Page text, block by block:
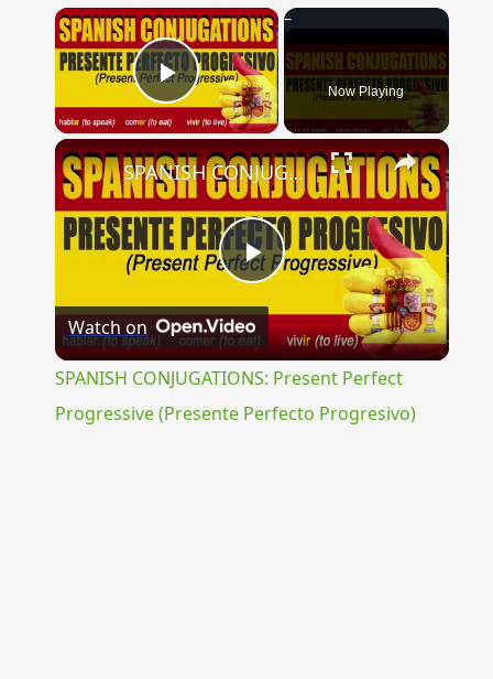
×
Play Video Now Playing
×
Play
Video
SPANISH CONJUGATIONS: Present Perfect Progressive (Presente Perfecto Progresivo)
Watch on
SPANISH CONJUGATIONS: Present Perfect
Progressive (Presente Perfecto Progresivo)